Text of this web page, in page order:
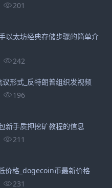
201
以太坊经典存储步骤的简单介
242
议形式_反特朗普组织发视频
196
新手质押挖矿教程的信息
211
价格_dogecoin币最新价格
231